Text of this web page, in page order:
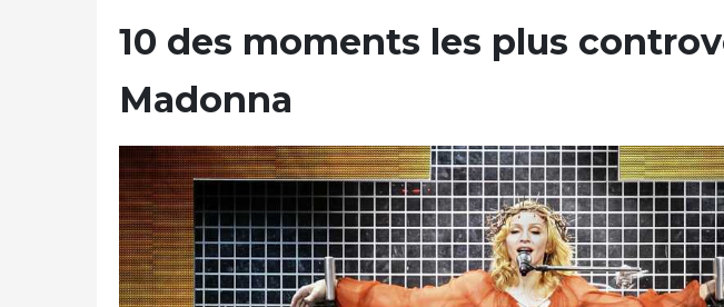
10 des moments les plus
Madonna